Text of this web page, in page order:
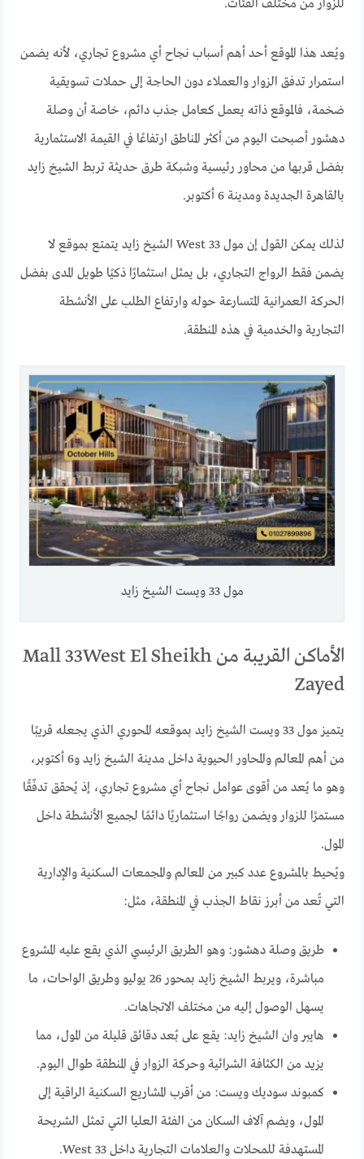
للزوار من مختلف الفئات.
ويُعد هذا الموقع أحد أهم أسباب نجاح أي مشروع تجاري، لأنه يضمن
استمرار تدفق الزوار والعملاء دون الحاجة إلى حملات تسويقية
ضخمة، فالموقع ذاته يعمل كعامل جذب دائم، خاصة أن وصلة
دهشور أصبحت اليوم من أكثر المناطق ارتفاعًا في القيمة الاستثمارية
بفضل قربها من محاور رئيسية وشبكة طرق حديثة تربط الشيخ زايد
بالقاهرة الجديدة ومدينة 6 أكتوبر.
لذلك يمكن القول إن مول 33 West الشيخ زايد يتمتع بموقع لا
يضمن فقط الرواج التجاري، بل يمثل استثمارًا ذكيًا طويل المدى بفضل
الحركة العمرانية المتسارعة حوله وارتفاع الطلب على الأنشطة
التجارية والخدمية في هذه المنطقة.
مول 33 ويست الشيخ زايد
الأماكن القريبة من Mall 33West El Sheikh
Zayed
يتميز مول 33 ويست الشيخ زايد بموقعه المحوري الذي يجعله قريبًا
من أهم المعالم والمحاور الحيوية داخل مدينة الشيخ زايد و6 أكتوبر،
وهو ما يُعد من أقوى عوامل نجاح أي مشروع تجاري، إذ يُحقق تدفّقًا
مستمرًا للزوار ويضمن رواجًا استثماريًا دائمًا لجميع الأنشطة داخل
المول.
ويُحيط بالمشروع عدد كبير من المعالم والمجمعات السكنية والإدارية
التي تُعد من أبرز نقاط الجذب في المنطقة، مثل:
طريق وصلة دهشور: وهو الطريق الرئيسي الذي يقع عليه المشروع
مباشرة، ويربط الشيخ زايد بمحور 26 يوليو وطريق الواحات، ما
يسهل الوصول إليه من مختلف الاتجاهات.
هايبر وان الشيخ زايد: يقع على بُعد دقائق قليلة من المول، مما
يزيد من الكثافة الشرائية وحركة الزوار في المنطقة طوال اليوم.
كمبوند سوديك ويست: من أقرب المشاريع السكنية الراقية إلى
المول، ويضم آلاف السكان من الفئة العليا التي تمثل الشريحة
المستهدفة للمحلات والعلامات التجارية داخل 33 West.